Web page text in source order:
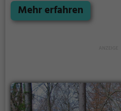
Aspekte aus längst
einen kleinen Einblick in die
Mehr erfahren